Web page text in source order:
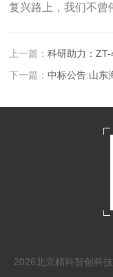
复兴路上，我们不曾
上一篇：科研助力：ZT-
下一篇：中标公告:山东
2026北京精科智创科